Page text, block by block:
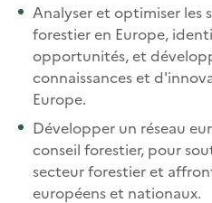
Analyser et optimiser les
forestier en Europe,
opportunités, et
connaissances et
Europe.
Développer un réseau
conseil forestier, pour
secteur forestier et
européens et nationaux.